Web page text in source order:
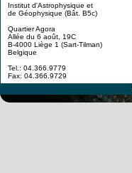
Institut d'Astrophysique et
de Géophysique (Bât. B5c)
Quartier Agora
Allée du 6 août, 19C
B-4000 Liège 1 (Sart-Tilman)
Belgique
Tel.: 04.366.9779
Fax: 04.366.9729